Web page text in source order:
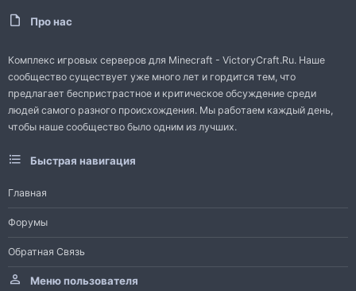
Про нас
Комплекс игровых серверов для Minecraft - VictoryCraft.Ru. Наше
сообщество существует уже много лет и гордится тем, что
предлагает беспристрастное и критическое обсуждение среди
людей самого разного происхождения. Мы работаем каждый день,
чтобы наше сообщество было одним из лучших.
Быстрая навигация
Главная
Форумы
Обратная Связь
Меню пользователя